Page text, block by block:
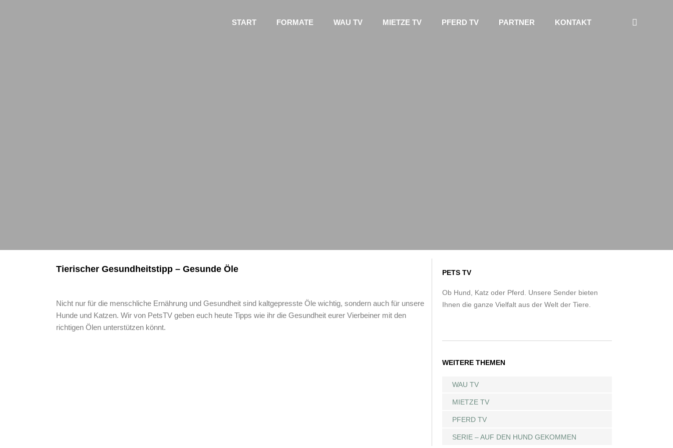
START FORMATE WAU TV MIETZE TV PFERD TV PARTNER KONTAKT
Tierischer Gesundheitstipp – Gesunde Öle
Nicht nur für die menschliche Ernährung und Gesundheit sind kaltgepresste Öle wichtig, sondern auch für unsere
Hunde und Katzen. Wir von PetsTV geben euch heute Tipps wie ihr die Gesundheit eurer Vierbeiner mit den
richtigen Ölen unterstützen könnt.
PETS TV
Ob Hund, Katz oder Pferd. Unsere Sender bieten
Ihnen die ganze Vielfalt aus der Welt der Tiere.
WEITERE THEMEN
WAU TV
MIETZE TV
PFERD TV
SERIE – AUF DEN HUND GEKOMMEN